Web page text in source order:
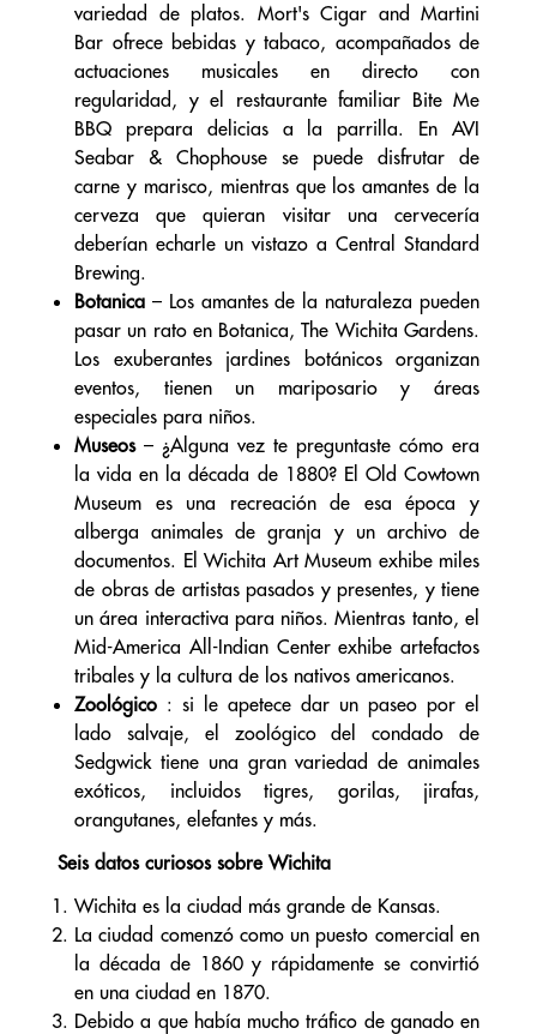
variedad de platos. Mort's Cigar and Martini
Bar ofrece bebidas y tabaco, acompañados de
actuaciones musicales en directo con
regularidad, y el restaurante familiar Bite Me
BBQ prepara delicias a la parrilla. En AVI
Seabar & Chophouse se puede disfrutar de
carne y marisco, mientras que los amantes de la
cerveza que quieran visitar una cervecería
deberían echarle un vistazo a Central Standard
Brewing.
Botanica – Los amantes de la naturaleza pueden
pasar un rato en Botanica, The Wichita Gardens.
Los exuberantes jardines botánicos organizan
eventos, tienen un mariposario y áreas
especiales para niños.
Museos– ¿Alguna vez te preguntaste cómo era
la vida en la década de 1880? El Old Cowtown
Museum es una recreación de esa época y
alberga animales de granja y un archivo de
documentos. El Wichita Art Museum exhibe miles
de obras de artistas pasados y presentes, y tiene
un área interactiva para niños. Mientras tanto, el
Mid-America All-Indian Center exhibe artefactos
tribales y la cultura de los nativos americanos.
Zoológico : si le apetece dar un paseo por el
lado salvaje, el zoológico del condado de
Sedgwick tiene una gran variedad de animales
exóticos, incluidos tigres, gorilas, jirafas,
orangutanes, elefantes y más.
Seis datos curiosos sobre Wichita
Wichita es la ciudad más grande de Kansas.
La ciudad comenzó como un puesto comercial en
la década de 1860 y rápidamente se convirtió
en una ciudad en 1870.
Debido a que había mucho tráfico de ganado en